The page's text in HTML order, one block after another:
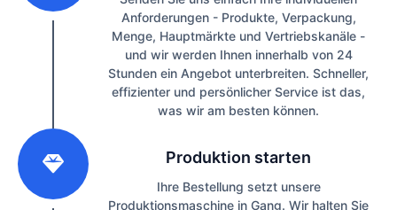
Anforderungen - Produkte, Verpackung,
Menge, Hauptmärkte und Vertriebskanäle -
und wir werden Ihnen innerhalb von 24
Stunden ein Angebot unterbreiten. Schneller,
effizienter und persönlicher Service ist das,
was wir am besten können.
Produktion starten
Ihre Bestellung setzt unsere
Produktionsmaschine in Gang. Wir halten Sie